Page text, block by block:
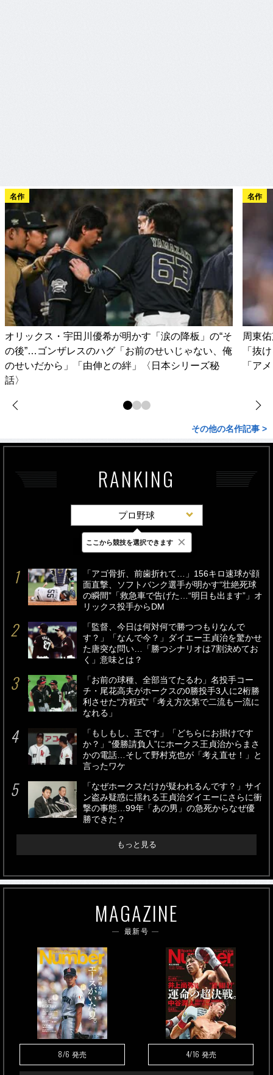
名作
オリックス・宇田川優希が明かす「涙の降板」の“そ
の後”…ゴンザレスのハグ「お前のせいじゃない、俺
のせいだから」「由伸との絆」〈日本シリーズ秘
話〉
名作
周東
「抜
「ア
その他の名作記事 >
RANKING
プロ野球
最新 24時間 週間
「アゴ骨折、前歯折れて…」156キロ速球が顔
面直撃、ソフトバンク選手が明かす“壮絶死球
の瞬間”「救急車で告げた…“明日も出ます”」オ
リックス投手からDM
「監督、今日は何対何で勝つつもりなんで
す？」「なんで今？」ダイエー王貞治を驚かせ
た唐突な問い…「勝つシナリオは7割決めてお
く」意味とは？
「お前の球種、全部当てたるわ」名投手コー
チ・尾花高夫がホークスの0勝投手3人に2桁勝
利させた“方程式”「考え方次第で二流も一流に
なれる」
「もしもし、王です」「どちらにお掛けです
か？」“優勝請負人”にホークス王貞治からまさ
かの電話…そして野村克也が「考え直せ！」と
言ったワケ
「なぜホークスだけが疑われるんです？」サイ
ン盗み疑惑に揺れる王貞治ダイエーにさらに衝
撃の事態…99年「あの男」の急死からなぜ優
勝できた？
もっと見る
MAGAZINE
最新号
8/6 発売 4/16 発売
ここから競技を選択できます ×